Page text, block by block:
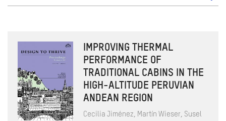
IMPROVING THERMAL
PERFORMANCE OF
TRADITIONAL CABINS IN THE
HIGH-ALTITUDE PERUVIAN
ANDEAN REGION
Cecilia Jiménez, Martín Wieser, Susel